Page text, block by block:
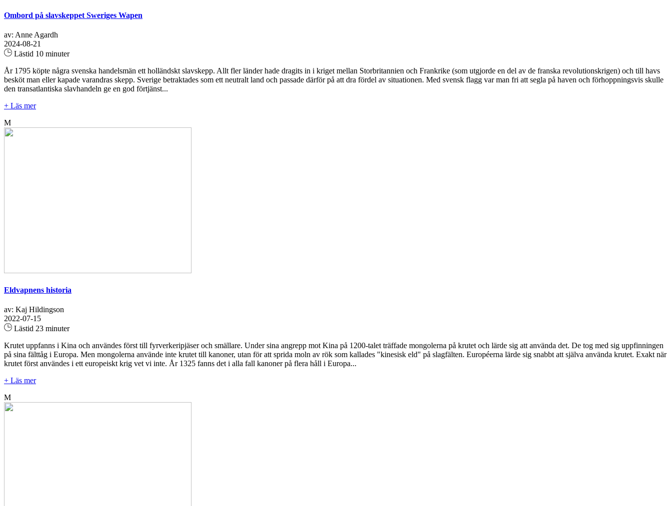
Ombord på slavskeppet Sweriges Wapen
av: Anne Agardh
2024-08-21
Lästid 10 minuter
År 1795 köpte några svenska handelsmän ett holländskt slavskepp. Allt fler länder hade dragits in i kriget mellan Storbritannien och Frankrike (som utgjorde en del av de franska revolutionskrigen) och till havs
besköt man eller kapade varandras skepp. Sverige betraktades som ett neutralt land och passade därför på att dra fördel av situationen. Med svensk flagg var man fri att segla på haven och förhoppningsvis skulle
den transatlantiska slavhandeln ge en god förtjänst...
+ Läs mer
M
Eldvapnens historia
av: Kaj Hildingson
2022-07-15
Lästid 23 minuter
Krutet uppfanns i Kina och användes först till fyrverkeripjäser och smällare. Under sina angrepp mot Kina på 1200-talet träffade mongolerna på krutet och lärde sig att använda det. De tog med sig uppfinningen
på sina fälttåg i Europa. Men mongolerna använde inte krutet till kanoner, utan för att sprida moln av rök som kallades "kinesisk eld" på slagfälten. Européerna lärde sig snabbt att själva använda krutet. Exakt när
krutet först användes i ett europeiskt krig vet vi inte. År 1325 fanns det i alla fall kanoner på flera håll i Europa...
+ Läs mer
M